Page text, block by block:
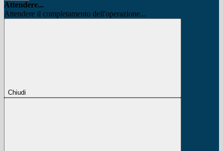
Attendere...
Attendere il completamento dell'operazione...
Chiudi